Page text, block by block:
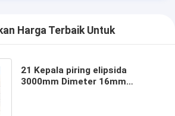
Harga Terbaik Untuk
21 Kepala piring elipsida
3000mm Dimeter 16mm